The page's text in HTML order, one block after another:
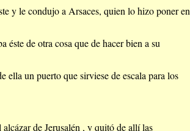
y le condujo a Arsaces, quien lo hizo poner en
de otra cosa que de hacer bien a su
ella un puerto que sirviese de escala para los
de Jerusalén , y quitó de allí las